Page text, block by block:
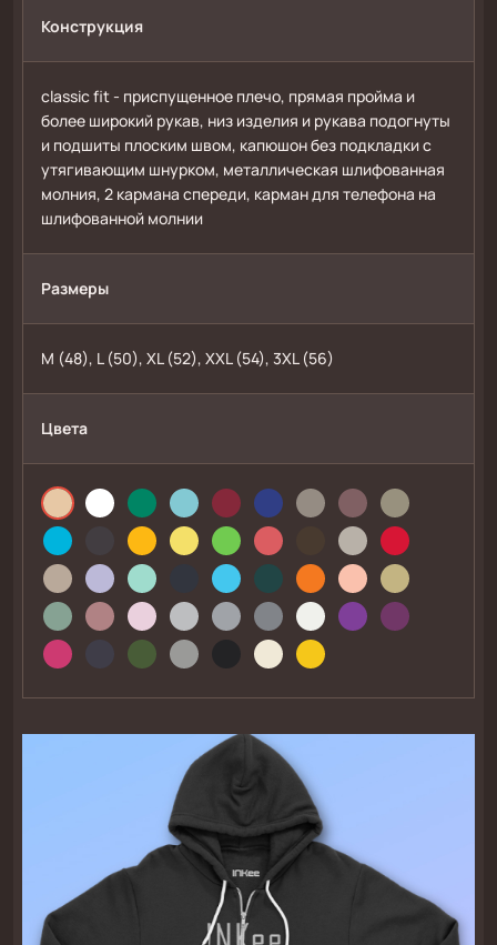
Конструкция
сlassic fit - приспущенное плечо, прямая пройма и
более широкий рукав, низ изделия и рукава подогнуты
и подшиты плоским швом, капюшон без подкладки с
утягивающим шнурком, металлическая шлифованная
молния, 2 кармана спереди, карман для телефона на
шлифованной молнии
Размеры
M (48), L (50), XL (52), XXL (54), 3XL (56)
Цвета